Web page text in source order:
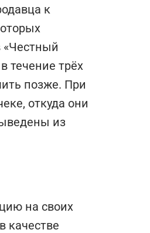
к
«Честный
течение трёх
позже. При
откуда они
из
на своих
качестве